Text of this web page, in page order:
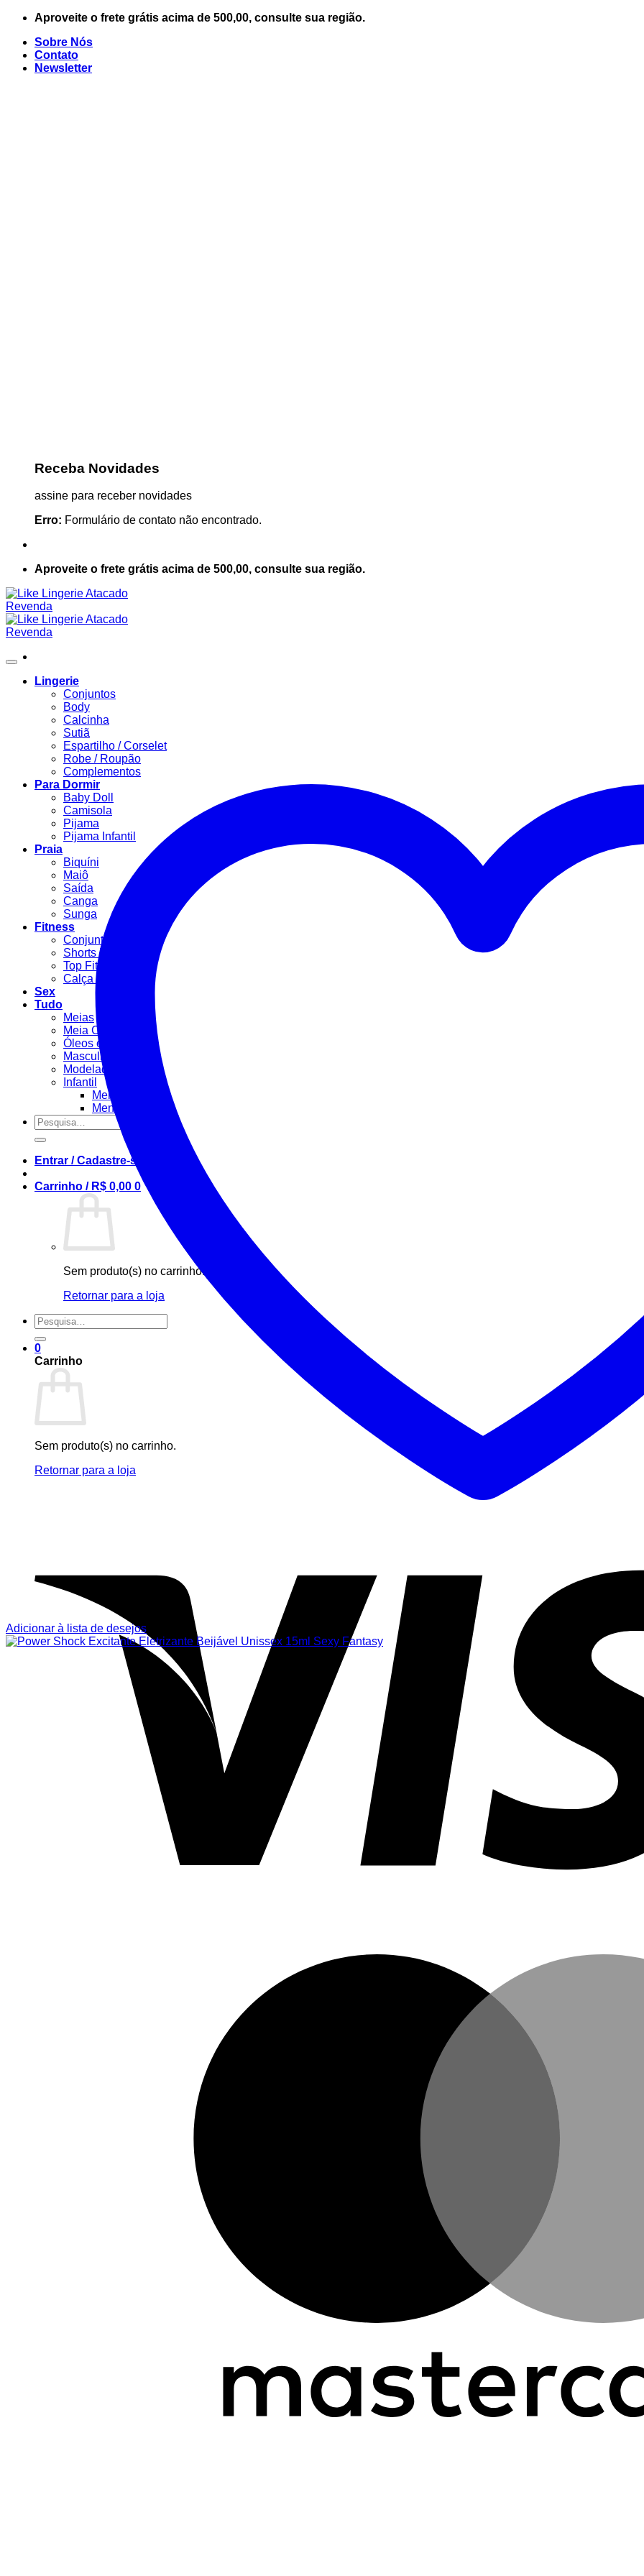
Skip
content
Aproveite o frete grátis acima de 500,00, consulte sua região.
Sobre Nós
Contato
Newsletter
Receba Novidades
assine para receber novidades
Erro: Formulário de contato não encontrado.
Aproveite o frete grátis acima de 500,00, consulte sua região.
Lingerie
Conjuntos
Body
Calcinha
Sutiã
Espartilho / Corselet
Robe / Roupão
Complementos
Para Dormir
Baby Doll
Camisola
Pijama
Pijama Infantil
Praia
Biquíni
Maiô
Saída
Canga
Sunga
Fitness
Conjunto Fitness
Shorts Fitness
Top Fitness
Calça Fitness
Sex
Tudo
Meias
Meia Calça / Fina
Óleos e Géis
Masculino
Modeladora
Infantil
Menino
Menina
Pesquisar
por:
Entrar / Cadastre-se
Carrinho / R$ 0,00 0
Sem produto(s) no carrinho.
Retornar para a loja
Pesquisar
por:
0
Carrinho
Sem produto(s) no carrinho.
Retornar para a loja
Adicionar à lista de desejos